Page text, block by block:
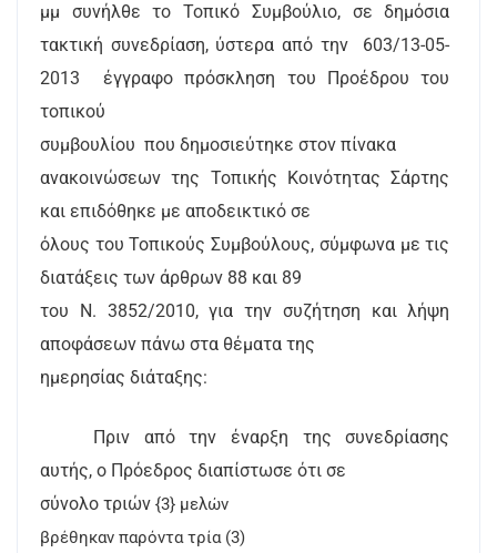
μμ συνήλθε το Τοπικό Συμβούλιο, σε δημόσια
τακτική συνεδρίαση, ύστερα από την
603/13-05-
2013
έγγραφο πρόσκληση του Προέδρου του
τοπικού
συμβουλίου που δημοσιεύτηκε στον πίνακα
ανακοινώσεων της Τοπικής Κοινότητας Σάρτης
και επιδόθηκε με αποδεικτικό σε
όλους του Τοπικούς Συμβούλους, σύμφωνα με τις
διατάξεις των άρθρων 88 και 89
του Ν. 3852/2010, για την συζήτηση και λήψη
αποφάσεων πάνω στα θέματα της
ημερησίας διάταξης:
Πριν από την έναρξη της συνεδρίασης
αυτής, ο Πρόεδρος διαπίστωσε ότι σε
σύνολο τριών {3} μελών
βρέθηκαν παρόντα τρία (3)